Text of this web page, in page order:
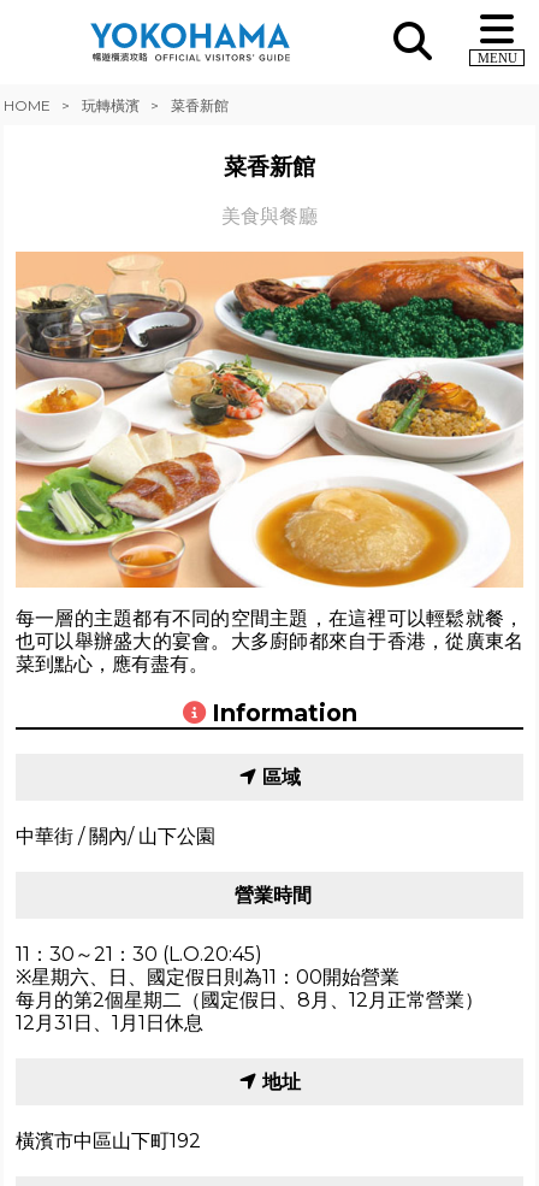
MENU
HOME 玩轉橫濱 菜香新館
菜香新館
美食與餐廳
每一層的主題都有不同的空間主題，在這裡可以輕鬆就餐，
也可以舉辦盛大的宴會。大多廚師都來自于香港，從廣東名
菜到點心，應有盡有。
Information
區域
中華街 / 關內/ 山下公園
營業時間
11：30～21：30 (L.O.20:45)
※星期六、日、國定假日則為11：00開始營業
每月的第2個星期二（國定假日、8月、12月正常營業）
12月31日、1月1日休息
地址
橫濱市中區山下町192